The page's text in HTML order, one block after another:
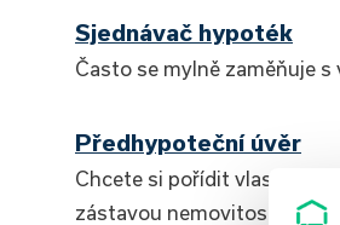
Sjednávač hypoték
Často se mylně zaměňuje s
Předhypoteční úvěr
Chcete si pořídit vlastní
zástavou nemovitosti? Pro